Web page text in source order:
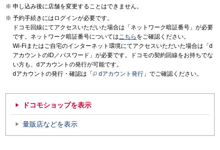
申し込み後に店舗を変更することはできません。
予約手続きにはログインが必要です。
ドコモ回線にてアクセスいただいた場合は「ネットワーク暗証番号」が必要
です。ネットワーク暗証番号についてはこちら をご確認ください。
Wi-Fiまたはご自宅のインターネット環境にてアクセスいただいた場合は「d
アカウントのID／パスワード」が必要です。ドコモの契約回線をお持ちでな
い方も、dアカウントの発行が可能です。
dアカウントの発行・確認は「
dアカウント発行 」でご確認ください。
ドコモショップを表示
量販店などを表示